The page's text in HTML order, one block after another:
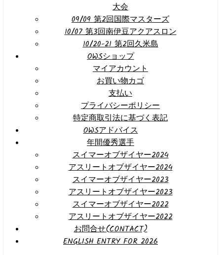
大会
09/09 第2回国際マスターズ
10/07 第3回南伊豆アクアスロン
10/20-21 第2回久米島
OWSショップ
マイアカウント
お買い物カゴ
支払い
プライバシーポリシー
特定商取引法に基づく表記
OWSアドバイス
年間優秀選手
スイマーオブザイヤー2024
アスリートオブザイヤー2024
スイマーオブザイヤー2023
アスリートオブザイヤー2023
スイマーオブザイヤー2022
アスリートオブザイヤー2022
お問合せ(CONTACT)
ENGLISH ENTRY FOR 2026